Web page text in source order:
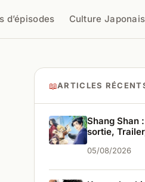
d’épisodes Culture
📖ARTICLES
Shang Shan
sortie,
05/08/2026